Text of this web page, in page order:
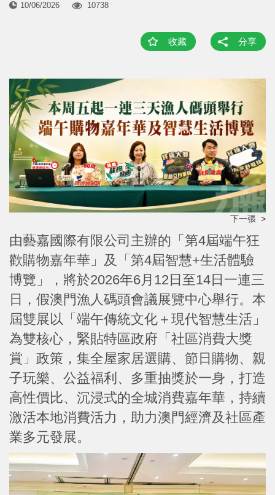
10/06/2026 10738
收藏 分享
下一張 >
由藝嘉國際有限公司主辦的「第4屆端午狂
歡購物嘉年華」及「第4屆智慧+生活體驗
博覽」，將於2026年6月12日至14日一連三
日，假澳門漁人碼頭會議展覽中心舉行。本
屆雙展以「端午傳統文化＋現代智慧生活」
為雙核心，緊貼特區政府「社區消費大獎
賞」政策，集全屋家居選購、節日購物、親
子玩樂、公益福利、多重抽獎於一身，打造
高性價比、沉浸式的全城消費嘉年華，持續
激活本地消費活力，助力澳門經濟及社區產
業多元發展。